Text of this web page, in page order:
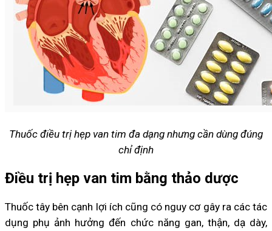
Thuốc điều trị hẹp van tim đa dạng nhưng cần dùng đúng
chỉ định
Điều trị hẹp van tim bằng thảo dược
Thuốc tây bên cạnh lợi ích cũng có nguy cơ gây ra các tác
dụng phụ ảnh hưởng đến chức năng gan, thận, dạ dày,